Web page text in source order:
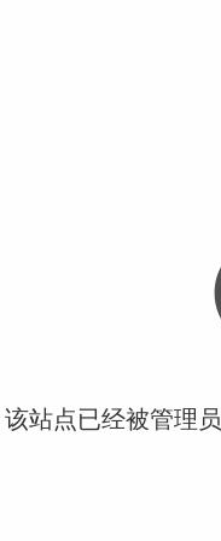
站点已经被管理